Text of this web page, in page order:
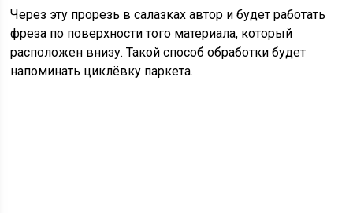
Через эту прорезь в салазках автор и будет работать
фреза по поверхности того материала, который
расположен внизу. Такой способ обработки будет
напоминать циклёвку паркета.